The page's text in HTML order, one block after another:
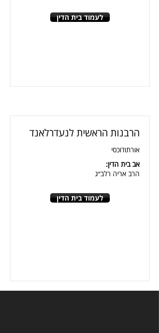
לעמוד בית הדין
הרבנות הראשית לנעדרלאנד
אורתודוכסי
אב בית הדין:
הרב אריה רלב״ג
לעמוד בית הדין